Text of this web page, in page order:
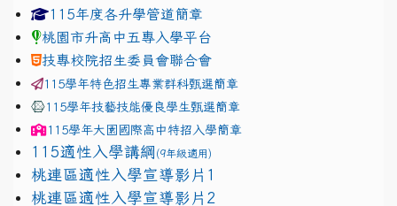
link to https://www.jhjhs.tyc.edu.tw/modules/
115年度各升學管道簡章
桃園市升高中五專入學平台
技專校院招生委員會聯合會
115學年特色招生專業群科甄選簡章
115學年技藝技能優良學生甄選簡章
115學年大園國際高中特招入學簡章
115適性入學講綱 (9年級適用)
link to https://docs.google.com/presentation/d/
桃連區適性入學宣導影片1
link to https://docs.google.com/presentation/d/
桃連區適性入學宣導影片2